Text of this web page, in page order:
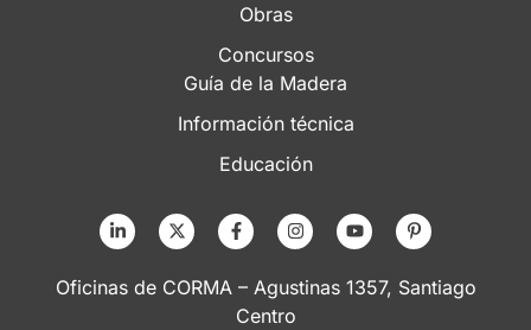
Obras
Concursos
Guía de la Madera
Información técnica
Educación
Oficinas de CORMA – Agustinas 1357, Santiago
Centro